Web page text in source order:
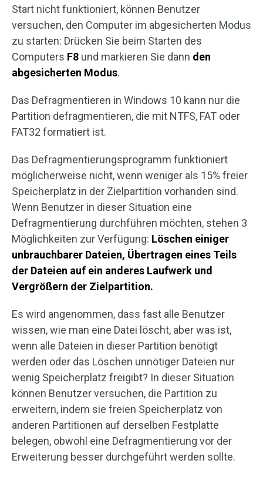
Start nicht funktioniert, können Benutzer
versuchen, den Computer im abgesicherten Modus
zu starten: Drücken Sie beim Starten des
Computers F8 und markieren Sie dann den
abgesicherten Modus.
Das Defragmentieren in Windows 10 kann nur die
Partition defragmentieren, die mit NTFS, FAT oder
FAT32 formatiert ist.
Das Defragmentierungsprogramm funktioniert
möglicherweise nicht, wenn weniger als 15% freier
Speicherplatz in der Zielpartition vorhanden sind.
Wenn Benutzer in dieser Situation eine
Defragmentierung durchführen möchten, stehen 3
Möglichkeiten zur Verfügung: Löschen einiger
unbrauchbarer Dateien, Übertragen eines Teils
der Dateien auf ein anderes Laufwerk und
Vergrößern der Zielpartition.
Es wird angenommen, dass fast alle Benutzer
wissen, wie man eine Datei löscht, aber was ist,
wenn alle Dateien in dieser Partition benötigt
werden oder das Löschen unnötiger Dateien nur
wenig Speicherplatz freigibt? In dieser Situation
können Benutzer versuchen, die Partition zu
erweitern, indem sie freien Speicherplatz von
anderen Partitionen auf derselben Festplatte
belegen, obwohl eine Defragmentierung vor der
Erweiterung besser durchgeführt werden sollte.